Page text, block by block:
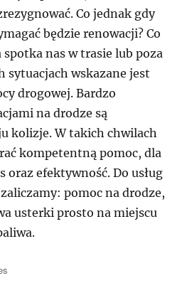
Co jednak gdy
będzie renowacji? Co
nas w trasie lub poza
sytuacjach wskazane jest
drogowej. Bardzo
na drodze są
kolizje. W takich chwilach
kompetentną pomoc, dla
oraz efektywność. Do usług
pomoc na drodze,
usterki prosto na miejscu